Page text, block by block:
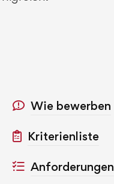
Wie bewerben
Kriterienliste
Anforderungen